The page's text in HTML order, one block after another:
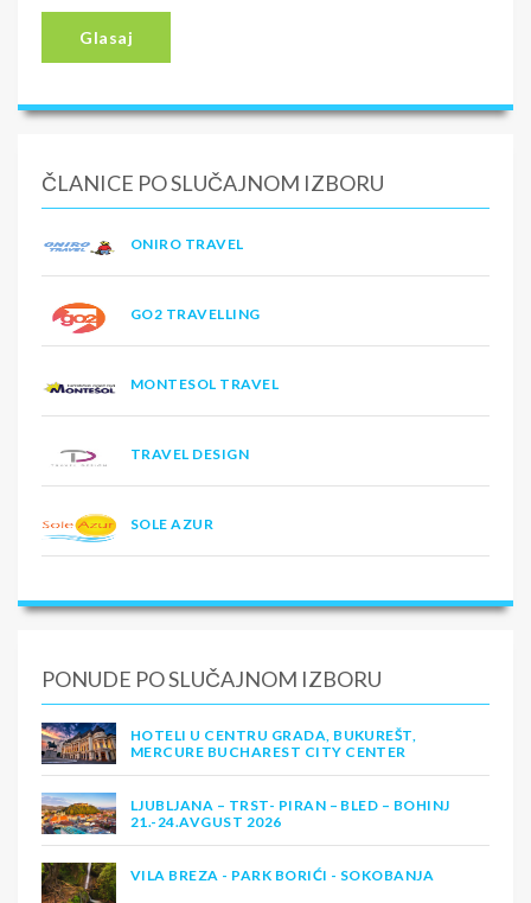
Glasaj
ČLANICE PO SLUČAJNOM IZBORU
ONIRO TRAVEL
GO2 TRAVELLING
MONTESOL TRAVEL
TRAVEL DESIGN
SOLE AZUR
PONUDE PO SLUČAJNOM IZBORU
HOTELI U CENTRU GRADA, BUKUREŠT,
MERCURE BUCHAREST CITY CENTER
LJUBLJANA – TRST- PIRAN – BLED – BOHINJ
21.-24.AVGUST 2026
VILA BREZA - PARK BORIĆI - SOKOBANJA